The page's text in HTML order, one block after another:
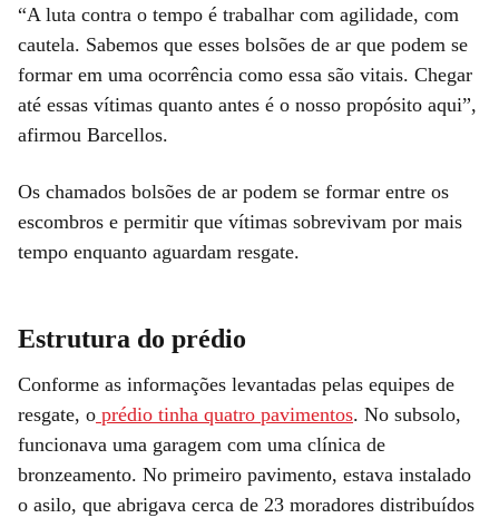
“A luta contra o tempo é trabalhar com agilidade, com
cautela. Sabemos que esses bolsões de ar que podem se
formar em uma ocorrência como essa são vitais. Chegar
até essas vítimas quanto antes é o nosso propósito aqui”,
afirmou Barcellos.
Os chamados bolsões de ar podem se formar entre os
escombros e permitir que vítimas sobrevivam por mais
tempo enquanto aguardam resgate.
Estrutura do prédio
Conforme as informações levantadas pelas equipes de
resgate, o prédio tinha quatro pavimentos. No subsolo,
funcionava uma garagem com uma clínica de
bronzeamento. No primeiro pavimento, estava instalado
o asilo, que abrigava cerca de 23 moradores distribuídos